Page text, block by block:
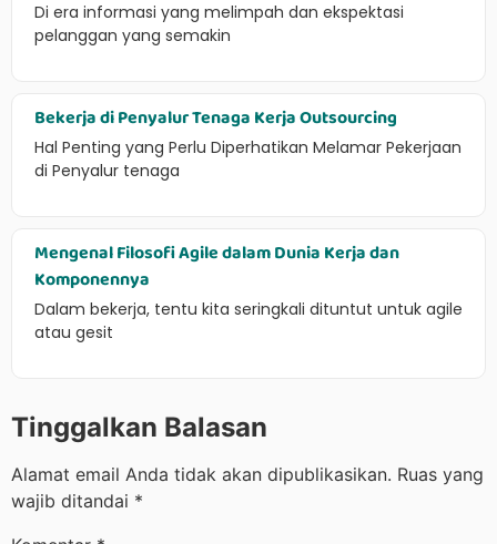
Di era informasi yang melimpah dan ekspektasi
pelanggan yang semakin
Bekerja di Penyalur Tenaga Kerja Outsourcing
Hal Penting yang Perlu Diperhatikan Melamar Pekerjaan
di Penyalur tenaga
Mengenal Filosofi Agile dalam Dunia Kerja dan
Komponennya
Dalam bekerja, tentu kita seringkali dituntut untuk agile
atau gesit
Tinggalkan Balasan
Alamat email Anda tidak akan dipublikasikan. Ruas yang
wajib ditandai *